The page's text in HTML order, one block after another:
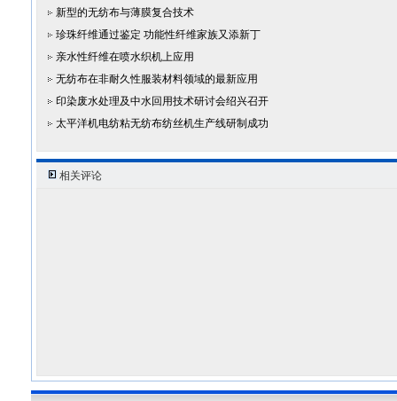
新型的无纺布与薄膜复合技术
珍珠纤维通过鉴定 功能性纤维家族又添新丁
亲水性纤维在喷水织机上应用
无纺布在非耐久性服装材料领域的最新应用
印染废水处理及中水回用技术研讨会绍兴召开
太平洋机电纺粘无纺布纺丝机生产线研制成功
相关评论